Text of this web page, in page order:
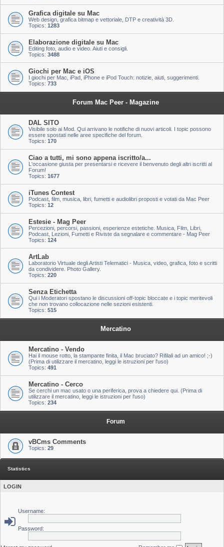
Grafica digitale su Mac
Web design, grafica bitmap e vettoriale, DTP e creatività 3D.
Topics: 1283
Elaborazione digitale su Mac
Editing foto, audio e video. Aiuti e consigli.
Topics: 3488
Giochi per Mac e iOS
I giochi per Mac, iPad, iPhone e iPod Touch: notizie, aiuti, suggerimenti.
Topics: 733
Forum Mac Peer - Magazine
DAL SITO
Visibile solo ai Mod. Qui arrivano le notifiche di nuovi articoli. I topic possono
essere spostati nelle aree specifiche del forum.
Topics: 170
Ciao a tutti, mi sono appena iscritto/a...
L'occasione giusta per presentarsi e ricevere il benvenuto degli altri iscritti al
Forum!
Topics: 1677
iTunes Contest
Podcast, film, musica, libri, fumetti e audiolibri proposti e votati da Mac Peer
Topics: 12
Estesie - Mag Peer
Percezioni, percorsi, passioni, esperienze estetiche. Musica, Film, Libri,
Podcast, Lezioni, Fumetti e Riviste da segnalare e commentare - Mag Peer
Topics: 124
ArtLab
Laboratorio Virtuale degli Artisti Telematici - Musica, video, grafica, foto e scritti
da condividere. Photo Gallery.
Topics: 220
Senza Etichetta
Qui i Moderatori spostano le discussioni off-topic bloccate e i topic meritevoli
che non trovano collocazione nelle sezioni esistenti.
Topics: 515
Mercatino
Mercatino - Vendo
Hai il mouse rotto, la stampante finita, il Mac bruciato? Rifilali ad un amico! ;-)
(Prima di utilizzare il mercatino, leggi le istruzioni per l'uso)
Topics: 491
Mercatino - Cerco
Se cerchi un mac usato o una periferica, prova a chiedere qui. (Prima di
utilizzare il mercatino, leggi le istruzioni per l'uso)
Topics: 234
Forum
vBCms Comments
Topics: 29
Statistics
LOGIN
Username:
Password: